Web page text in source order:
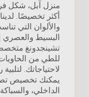
منزل آبل، شكل
أكثر تخصيصًا.
والألوان التي
البسيط والعصري
تشينجدونغ
للطي من
لاحتياجاتك.
يمكنك تخصيص
الداخلي،